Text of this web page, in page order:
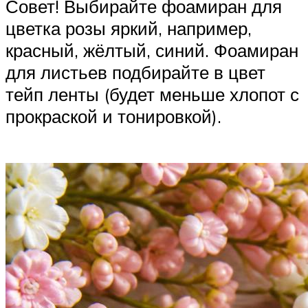
Совет! Выбирайте фоамиран для
цветка розы яркий, например,
красный, жёлтый, синий. Фоамиран
для листьев подбирайте в цвет
тейп ленты (будет меньше хлопот с
прокраской и тонировкой).